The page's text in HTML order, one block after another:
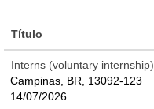
Título
Interns (voluntary internship)
Campinas, BR, 13092-123
14/07/2026